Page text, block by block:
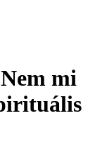
mi